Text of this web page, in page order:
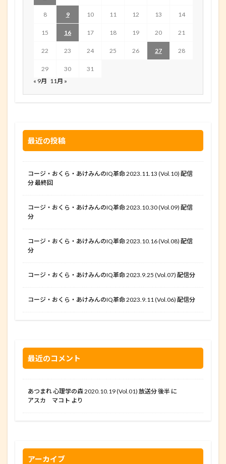
8 9 10 11 12 13 14
15 16 17 18 19 20 21
22 23 24 25 26 27 28
29 30
31
« 9月 11月 »
最近の投稿
コージ・おくら・あけみんのIQ革命 2023.11.13 (Vol.10) 配信
分 最終回
コージ・おくら・あけみんのIQ革命 2023.10.30 (Vol.09) 配信
分
コージ・おくら・あけみんのIQ革命 2023.10.16 (Vol.08) 配信
分
コージ・おくら・あけみんのIQ革命 2023.9.25 (Vol.07) 配信分
コージ・おくら・あけみんのIQ革命 2023.9.11 (Vol.06) 配信分
最近のコメント
あつまれ 心理学の森 2020.10.19 (Vol.01) 放送分 後半 に
アスカ マコト より
アーカイブ